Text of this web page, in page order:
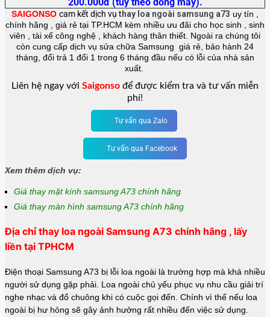
200.000đ (tùy theo dòng máy).
SAIGONSO cam kết dịch vụthay loa ngoài samsung a73 uy tín ,
chính hãng , giá rẻ tại TP.HCM kèm nhiều ưu đãi cho học sinh , sinh
viên , tài xế công nghệ , khách hàng thân thiết. Ngoài ra chúng tôi
còn cung cấp dịch vụ sửa chữa Samsung giá rẻ, bảo hành 24
tháng, đổi trả 1 đổi 1 trong 6 tháng đầu nếu có lỗi của nhà sản
xuất.
Liên hệ ngay với Saigonso để được kiểm tra và tư vấn miễn
phí!
Tư vấn qua Zalo
Tư vấn qua Facebook
Xem thêm dịch vụ:
Giá thay mặt kính samsung A73 chính hãng
Giá thay màn hình samsung A73 chính hãng
Địa chỉ thay loa ngoài Samsung A73 chính hãng , lấy
liền tại TPHCM
Điện thoại Samsung A73 bị lỗi loa ngoài là trường hợp mà khá nhiều
người sử dụng gặp phải. Loa ngoài chủ yếu phục vụ nhu cầu giải trí
nghe nhạc và đổ chuông khi có cuộc gọi đến. Chính vì thế nếu loa
ngoài bị hư hỏng sẽ gây ảnh hưởng rất nhiều đến việc sử dụng.